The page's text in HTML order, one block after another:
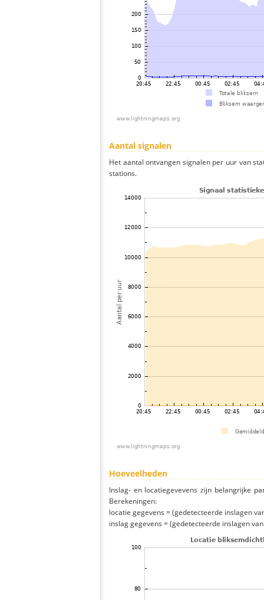
Aantal signalen
Het aantal ontvangen signalen per uur van
stations.
Hoeveelheden
Inslag- en locatiegevevens zijn belangrijke
Berekeningen:
locatie gegevens = (gedetecteerde inslagen
inslag gegevens = (gedetecteerde inslagen